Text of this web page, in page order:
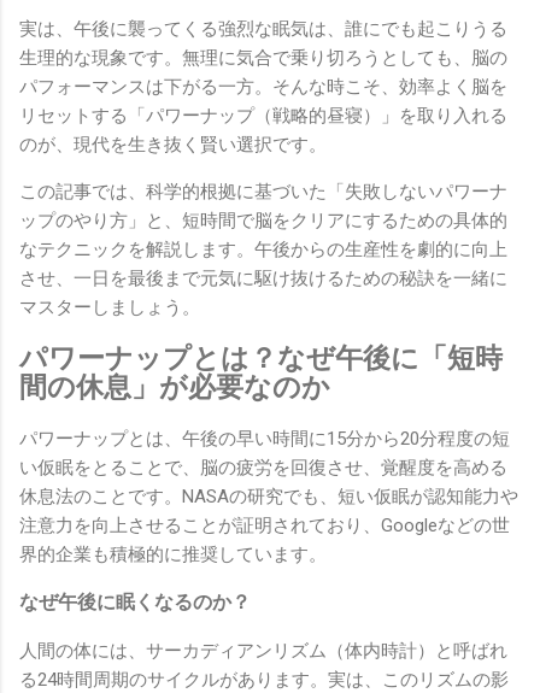
実は、午後に襲ってくる強烈な眠気は、誰にでも起こりうる
生理的な現象です。無理に気合で乗り切ろうとしても、脳の
パフォーマンスは下がる一方。そんな時こそ、効率よく脳を
リセットする「パワーナップ（戦略的昼寝）」を取り入れる
のが、現代を生き抜く賢い選択です。
この記事では、科学的根拠に基づいた「失敗しないパワーナ
ップのやり方」と、短時間で脳をクリアにするための具体的
なテクニックを解説します。午後からの生産性を劇的に向上
させ、一日を最後まで元気に駆け抜けるための秘訣を一緒に
マスターしましょう。
パワーナップとは？なぜ午後に「短時
間の休息」が必要なのか
パワーナップとは、午後の早い時間に15分から20分程度の短
い仮眠をとることで、脳の疲労を回復させ、覚醒度を高める
休息法のことです。NASAの研究でも、短い仮眠が認知能力や
注意力を向上させることが証明されており、Googleなどの世
界的企業も積極的に推奨しています。
なぜ午後に眠くなるのか？
人間の体には、サーカディアンリズム（体内時計）と呼ばれ
る24時間周期のサイクルがあります。実は、このリズムの影